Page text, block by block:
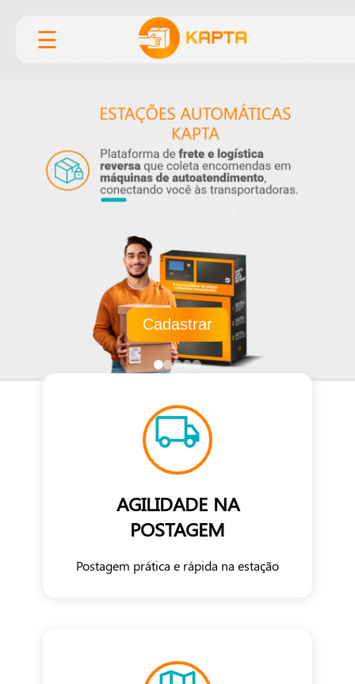
☰
Cadastrar
AGILIDADE NA
POSTAGEM
Postagem prática e rápida na estação